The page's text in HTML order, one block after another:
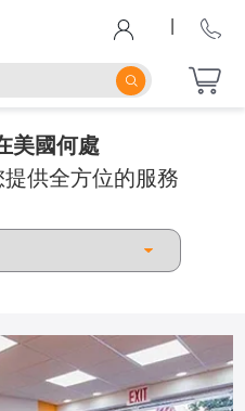
美國何處
供全方位的服務